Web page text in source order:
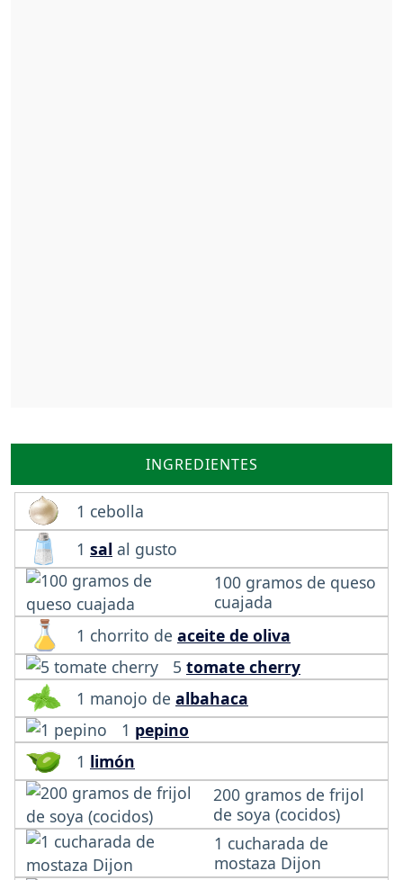
INGREDIENTES
1 cebolla
1 sal al gusto
100 gramos de queso
cuajada
1 chorrito de aceite de oliva
5 tomate cherry
1 manojo de albahaca
1 pepino
1 limón
200 gramos de frijol
de soya (cocidos)
1 cucharada de
mostaza Dijon